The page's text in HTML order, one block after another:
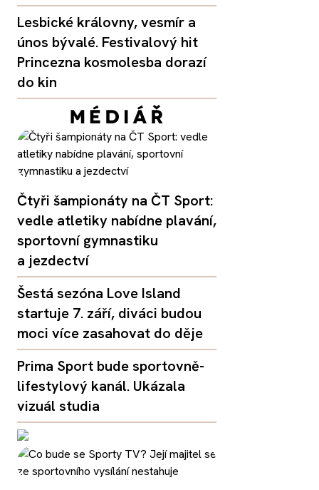
Lesbické královny, vesmír a
únos bývalé. Festivalový hit
Princezna kosmolesba dorazí
do kin
Čtyři šampionáty na ČT Sport:
vedle atletiky nabídne plavání,
sportovní gymnastiku
a jezdectví
Šestá sezóna Love Island
startuje 7. září, diváci budou
moci více zasahovat do děje
Prima Sport bude sportovně-
lifestylový kanál. Ukázala
vizuál studia